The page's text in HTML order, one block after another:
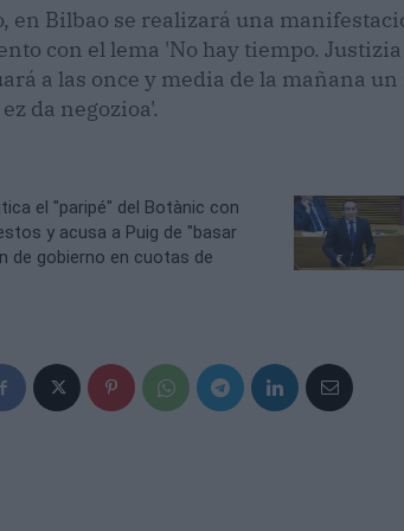
en Bilbao se realizará una
con el lema 'No hay tiempo.
a las once y media de la mañana
da negozioa'.
el "paripé" del Botànic con
y acusa a Puig de "basar
de gobierno en cuotas de